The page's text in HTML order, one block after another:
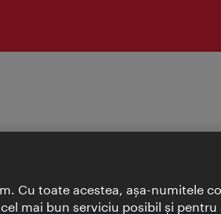
Cu toate acestea, aşa-numitele
mai bun serviciu posibil şi pentru